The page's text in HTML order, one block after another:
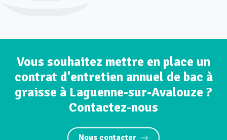
Vous souhaitez mettre en place un
contrat d'entretien annuel de bac à
graisse à Laguenne-sur-Avalouze ?
Contactez-nous
Nous contacter